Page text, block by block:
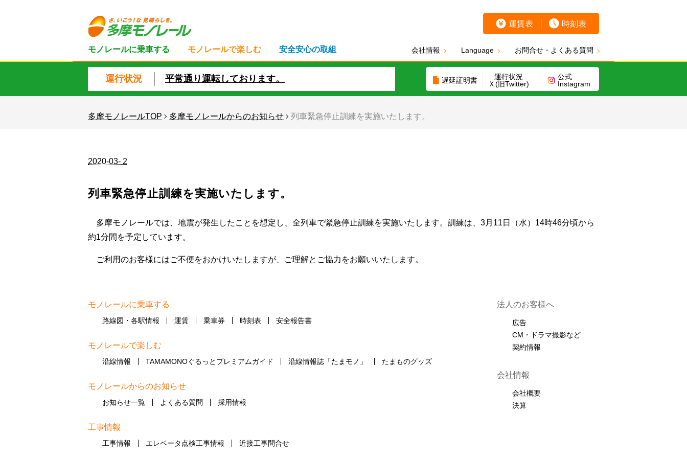
モノレールに乗車する モノレールで楽しむ 安全安心の取組
運賃表 時刻表
会社情報 Language お問合せ・よくある質問
運行状況 平常通り運転しております。 遅延証明書
運行状況
Ｘ(旧Twitter)
公式
Instagram
多摩モノレールTOP 多摩モノレールからのお知らせ 列車緊急停止訓練を実施いたします。
2020-03- 2
列車緊急停止訓練を実施いたします。
多摩モノレールでは、地震が発生したことを想定し、全列車で緊急停止訓練を実施いたします。訓練は、3月11日（水）14時46分頃から
約1分間を予定しています。
ご利用のお客様にはご不便をおかけいたしますが、ご理解とご協力をお願いいたします。
モノレールに乗車する
路線図・各駅情報 運賃 乗車券 時刻表 安全報告書
モノレールで楽しむ
沿線情報 TAMAMONOぐるっとプレミアムガイド 沿線情報誌「たまモノ」 たまものグッズ
モノレールからのお知らせ
お知らせ一覧 よくある質問 採用情報
工事情報
工事情報 エレベータ点検工事情報 近接工事問合せ
法人のお客様へ
広告
CM・ドラマ撮影など
契約情報
会社情報
会社概要
決算